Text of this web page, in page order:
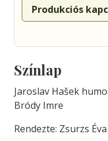
Produkciós
Színlap
Jaroslav Hašek
Bródy Imre
Rendezte: Zsurzs Éva